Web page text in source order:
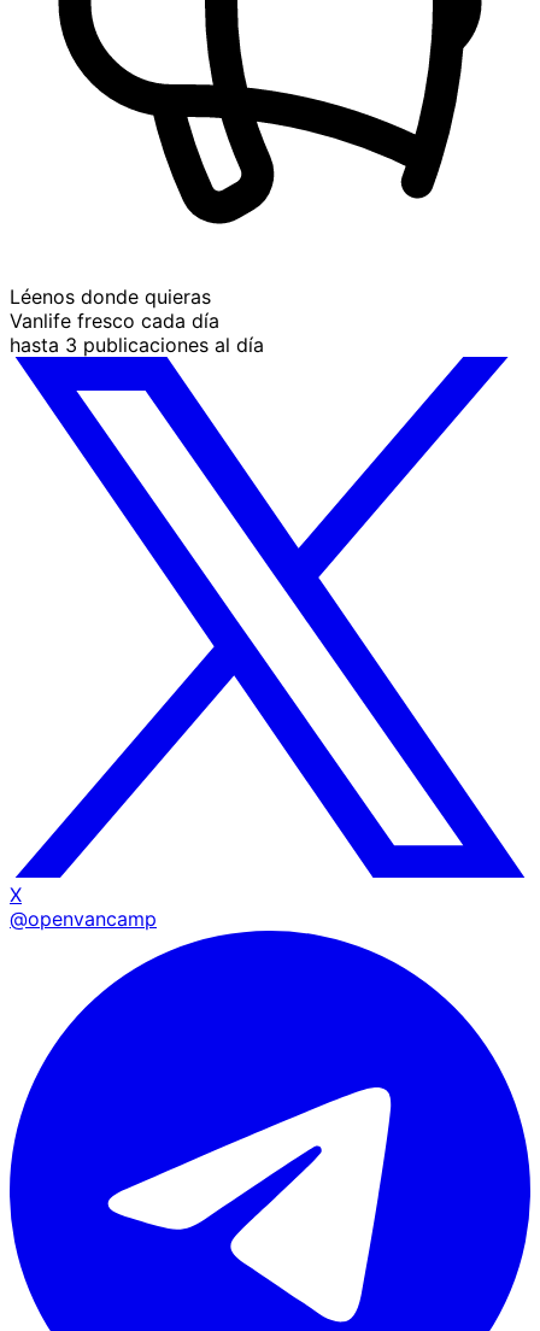
Léenos donde quieras
Vanlife fresco cada día
hasta 3 publicaciones al día
X
@openvancamp